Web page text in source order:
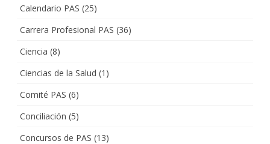
Calendario PAS (25)
Carrera Profesional PAS (36)
Ciencia (8)
Ciencias de la Salud (1)
Comité PAS (6)
Conciliación (5)
Concursos de PAS (13)